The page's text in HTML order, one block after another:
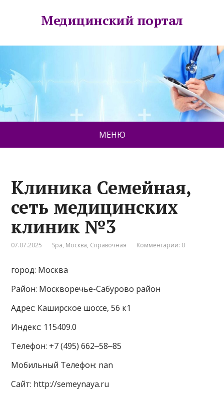
Медицинский портал
МЕНЮ
Клиника Семейная,
сеть медицинских
клиник №3
07.07.2025 Spa, Москва, Справочная Комментарии: 0
город: Москва
Район: Москворечье-Сабурово район
Адрес: Каширское шоссе, 56 к1
Индекс: 115409.0
Телефон: +7 (495) 662‒58‒85
Мобильный Телефон: nan
Сайт: http://semeynaya.ru